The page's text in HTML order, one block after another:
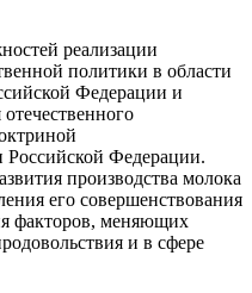
реализации
политики в области
Федерации и
Российской Федерации.
производства молока
его совершенствования
факторов, меняющих
и в сфере